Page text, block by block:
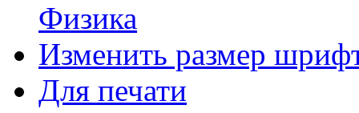
Физика
Изменить размер
Для печати